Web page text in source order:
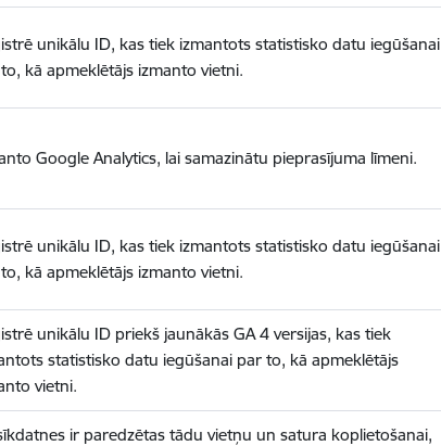
unikālu ID, kas tiek izmantots statistisko datu iegūšanai
kā apmeklētājs izmanto vietni.
Google Analytics, lai samazinātu pieprasījuma līmeni.
unikālu ID, kas tiek izmantots statistisko datu iegūšanai
kā apmeklētājs izmanto vietni.
unikālu ID priekš jaunākās GA 4 versijas, kas tiek
statistisko datu iegūšanai par to, kā apmeklētājs
vietni.
ir paredzētas tādu vietņu un satura koplietošanai,